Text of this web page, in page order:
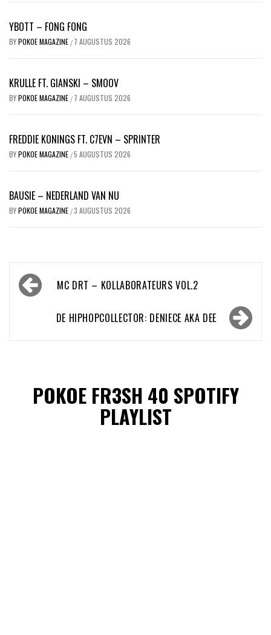
YBOTT – FONG FONG
BYPOKOE MAGAZINE / 7 AUGUSTUS 2026
KRULLE FT. GIANSKI – SMOOV
BYPOKOE MAGAZINE / 7 AUGUSTUS 2026
FREDDIE KONINGS FT. C7EVN – SPRINTER
BYPOKOE MAGAZINE /5 AUGUSTUS 2026
BAUSIE – NEDERLAND VAN NU
BYPOKOE MAGAZINE /3 AUGUSTUS 2026
Bericht
navigatieMC DRT – KOLLABORATEURS VOL.2
DE HIPHOPCOLLECTOR: DENIECE AKA DEE
POKOE FR3SH 40 SPOTIFY
PLAYLIST